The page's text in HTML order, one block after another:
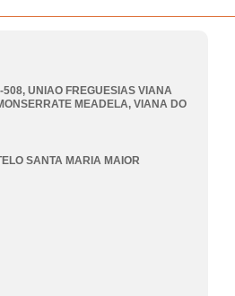
508, UNIAO FREGUESIAS VIANA
MEADELA, VIANA DO
SANTA MARIA MAIOR